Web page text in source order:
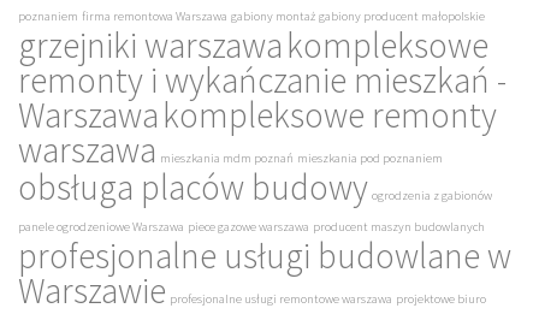
poznaniem firma remontowa Warszawa gabiony montaż gabiony producent małopolskie
grzejniki warszawakompleksowe
remonty i wykańczanie mieszkań -
Warszawakompleksowe remonty
warszawa mieszkania mdm poznań mieszkania pod poznaniem
obsługa placów budowy ogrodzenia z gabionów
panele ogrodzeniowe Warszawa piece gazowe warszawa producent maszyn budowlanych
profesjonalne usługi budowlane w
Warszawie profesjonalne usługi remontowe warszawa projektowe biuro